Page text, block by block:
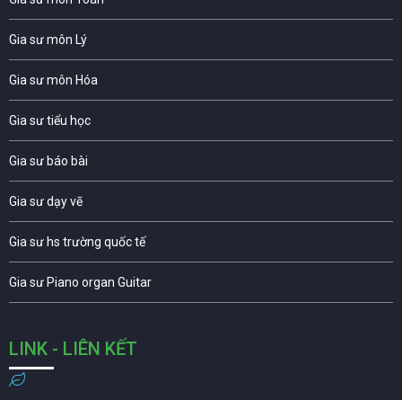
Gia sư môn Lý
Gia sư môn Hóa
Gia sư tiểu học
Gia sư báo bài
Gia sư dạy vẽ
Gia sư hs trường quốc tế
Gia sư Piano organ Guitar
LINK - LIÊN KẾT